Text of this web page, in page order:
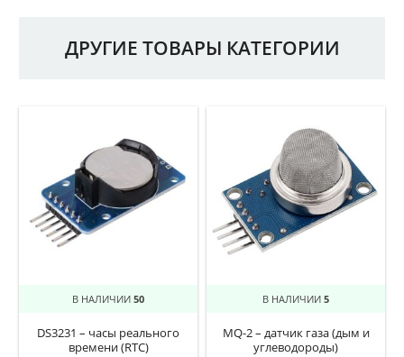
ДРУГИЕ ТОВАРЫ КАТЕГОРИИ
В НАЛИЧИИ 50
DS3231 – часы реального
времени (RTC)
В НАЛИЧИИ 5
MQ-2 – датчик газа (дым и
углеводороды)